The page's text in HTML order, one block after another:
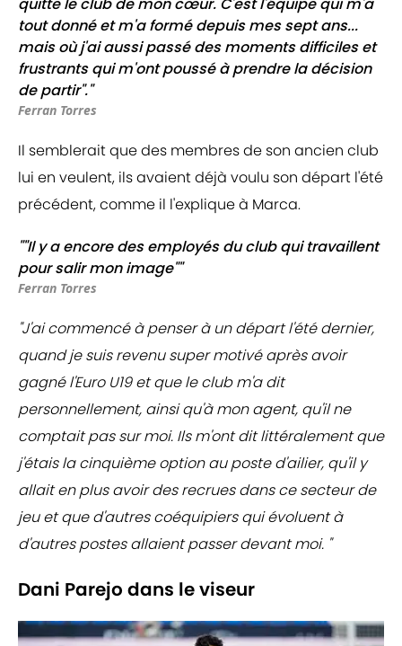
quitte le club de mon cœur. C'est l'équipe qui m'a
tout donné et m'a formé depuis mes sept ans...
mais où j'ai aussi passé des moments difficiles et
frustrants qui m'ont poussé à prendre la décision
de partir"."
Ferran Torres
Il semblerait que des membres de son ancien club
lui en veulent, ils avaient déjà voulu son départ l'été
précédent, comme il l'explique à Marca.
""Il y a encore des employés du club qui travaillent
pour salir mon image""
Ferran Torres
"J'ai commencé à penser à un départ l'été dernier,
quand je suis revenu super motivé après avoir
gagné l'Euro U19 et que le club m'a dit
personnellement, ainsi qu'à mon agent, qu'il ne
comptait pas sur moi. Ils m'ont dit littéralement que
j'étais la cinquième option au poste d'ailier, qu'il y
allait en plus avoir des recrues dans ce secteur de
jeu et que d'autres coéquipiers qui évoluent à
d'autres postes allaient passer devant moi. "
Dani Parejo dans le viseur